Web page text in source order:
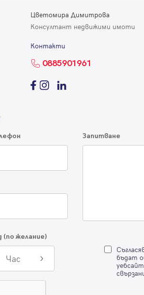
Цветомира Димитрова
Консултант недвижими имоти
Контакти
0885901961
Запитване
(по желание)
Час
бъдат
регистрацията.
Вход
Влезте с профила си, за